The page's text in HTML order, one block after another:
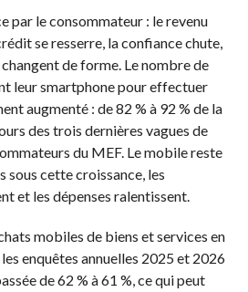
par le consommateur : le revenu
se resserre, la confiance chute,
de forme. Le nombre de
leur smartphone pour effectuer
augmenté : de 82 % à 92 % de la
des trois dernières vagues de
du MEF. Le mobile reste
sous cette croissance, les
et les dépenses ralentissent.
mobiles de biens et services en
enquêtes annuelles 2025 et 2026
de 62 % à 61 %, ce qui peut